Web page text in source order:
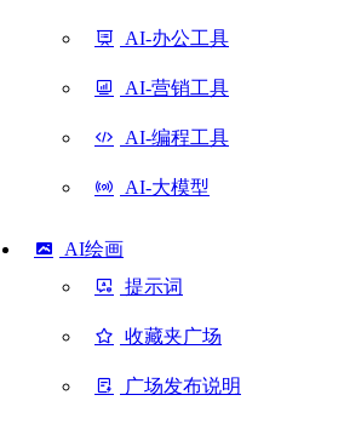
AI-办公工具
AI-营销工具
AI-编程工具
AI-大模型
AI绘画
提示词
收藏夹广场
广场发布说明